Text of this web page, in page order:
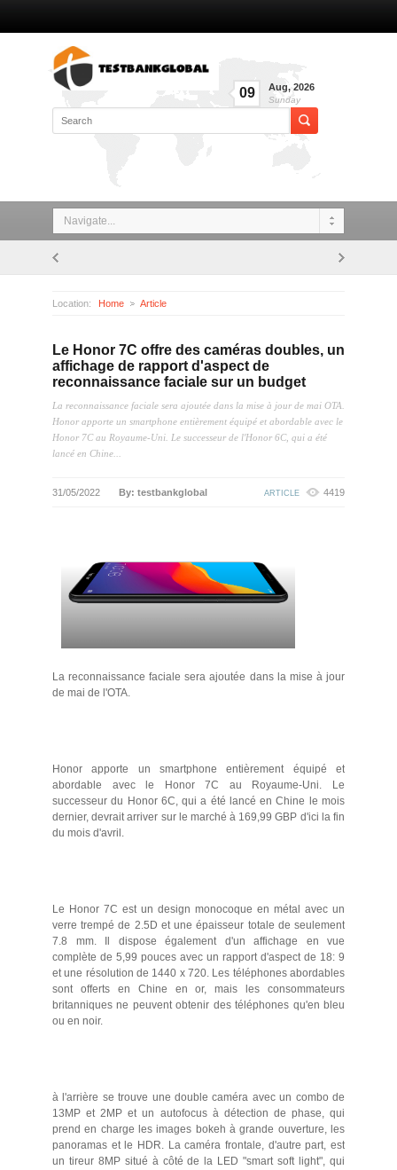
09 Aug, 2026
Sunday
Navigate...
Location: Home Article
Le Honor 7C offre des caméras doubles, un
affichage de rapport d'aspect de
reconnaissance faciale sur un budget
La reconnaissance faciale sera ajoutée dans la mise à jour de mai OTA.
Honor apporte un smartphone entièrement équipé et abordable avec le
Honor 7C au Royaume-Uni. Le successeur de l'Honor 6C, qui a été
lancé en Chine...
31/05/2022 By: testbankglobal ARTICLE 4419
La reconnaissance faciale sera ajoutée dans la mise à jour
de mai de l'OTA.
Honor apporte un smartphone entièrement équipé et
abordable avec le Honor 7C au Royaume-Uni. Le
successeur du Honor 6C, qui a été lancé en Chine le mois
dernier, devrait arriver sur le marché à 169,99 GBP d'ici la fin
du mois d'avril.
Le Honor 7C est un design monocoque en métal avec un
verre trempé de 2.5D et une épaisseur totale de seulement
7.8 mm. Il dispose également d'un affichage en vue
complète de 5,99 pouces avec un rapport d'aspect de 18: 9
et une résolution de 1440 x 720. Les téléphones abordables
sont offerts en Chine en or, mais les consommateurs
britanniques ne peuvent obtenir des téléphones qu'en bleu
ou en noir.
à l'arrière se trouve une double caméra avec un combo de
13MP et 2MP et un autofocus à détection de phase, qui
prend en charge les images bokeh à grande ouverture, les
panoramas et le HDR. La caméra frontale, d'autre part, est
un tireur 8MP situé à côté de la LED "smart soft light", qui